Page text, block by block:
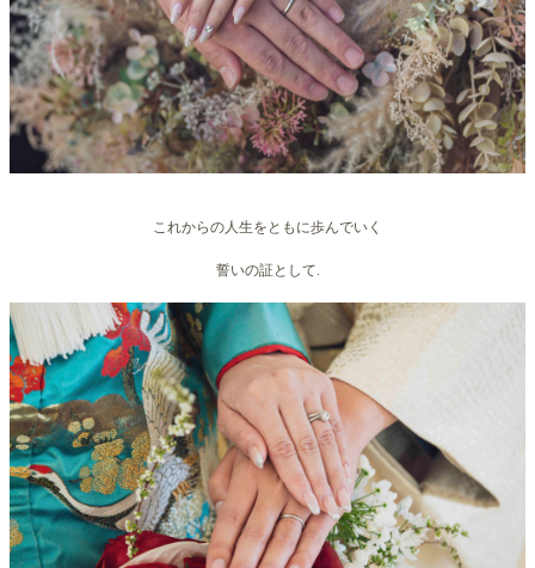
これからの人生をともに歩んでいく
誓いの証として.